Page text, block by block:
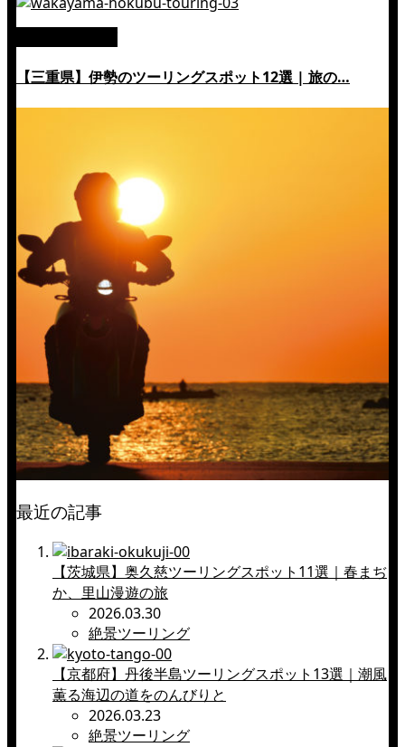
【三重県】伊勢のツーリングスポット12選 | 旅の…
最近の記事
【茨城県】奥久慈ツーリングスポット11選｜春まぢ
か、里山漫遊の旅
2026.03.30
絶景ツーリング
【京都府】丹後半島ツーリングスポット13選｜潮風
薫る海辺の道をのんびりと
2026.03.23
絶景ツーリング